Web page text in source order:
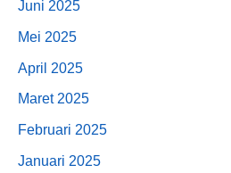
Juni 2025
Mei 2025
April 2025
Maret 2025
Februari 2025
Januari 2025